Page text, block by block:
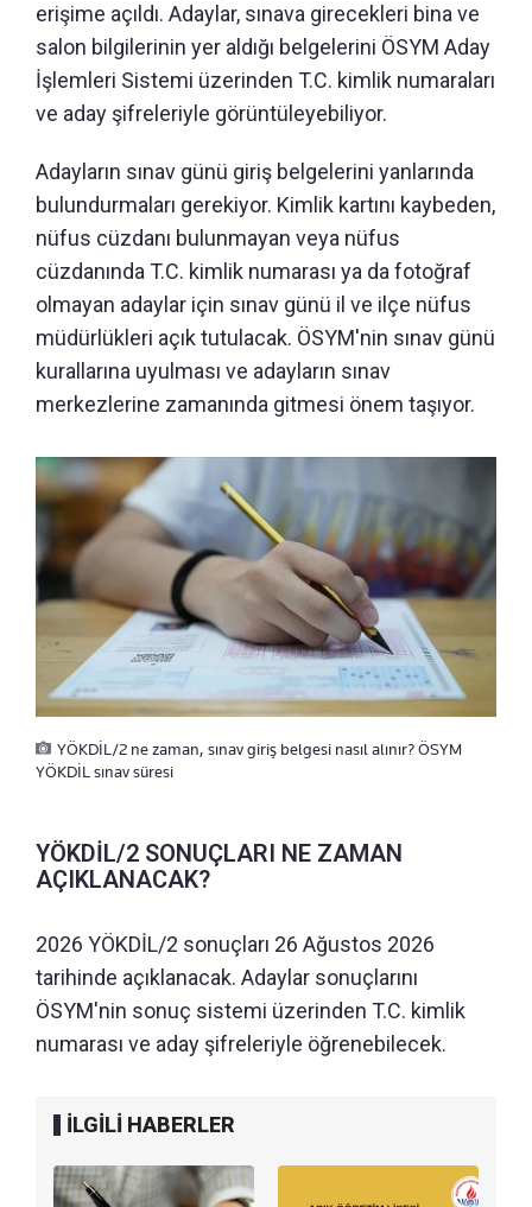
erişime açıldı. Adaylar, sınava girecekleri bina ve
salon bilgilerinin yer aldığı belgelerini ÖSYM Aday
İşlemleri Sistemi üzerinden T.C. kimlik numaraları
ve aday şifreleriyle görüntüleyebiliyor.
Adayların sınav günü giriş belgelerini yanlarında
bulundurmaları gerekiyor. Kimlik kartını kaybeden,
nüfus cüzdanı bulunmayan veya nüfus
cüzdanında T.C. kimlik numarası ya da fotoğraf
olmayan adaylar için sınav günü il ve ilçe nüfus
müdürlükleri açık tutulacak. ÖSYM'nin sınav günü
kurallarına uyulması ve adayların sınav
merkezlerine zamanında gitmesi önem taşıyor.
YÖKDİL/2 ne zaman, sınav giriş belgesi nasıl alınır? ÖSYM
YÖKDİL sınav süresi
YÖKDİL/2 SONUÇLARI NE ZAMAN
AÇIKLANACAK?
2026 YÖKDİL/2 sonuçları 26 Ağustos 2026
tarihinde açıklanacak. Adaylar sonuçlarını
ÖSYM'nin sonuç sistemi üzerinden T.C. kimlik
numarası ve aday şifreleriyle öğrenebilecek.
İLGİLİ HABERLER